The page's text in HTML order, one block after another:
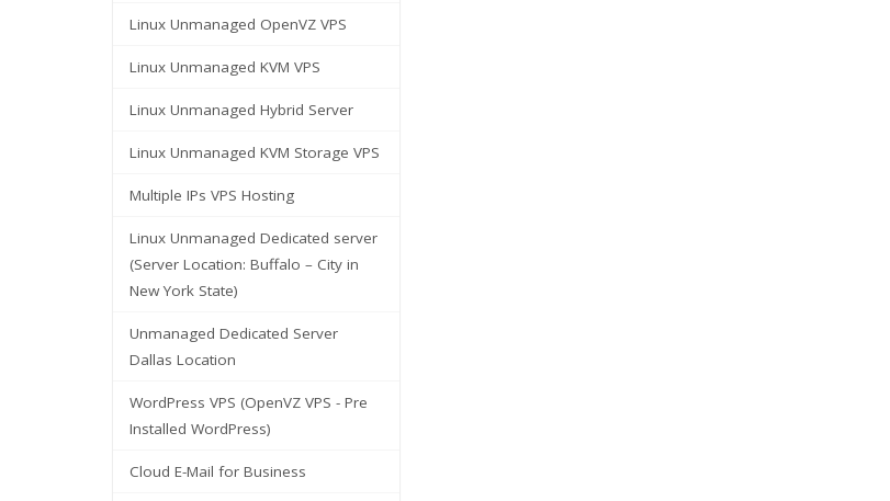
Linux Unmanaged OpenVZ VPS
Linux Unmanaged KVM VPS
Linux Unmanaged Hybrid Server
Linux Unmanaged KVM Storage VPS
Multiple IPs VPS Hosting
Linux Unmanaged Dedicated server
(Server Location: Buffalo – City in
New York State)
Unmanaged Dedicated Server
Dallas Location
WordPress VPS (OpenVZ VPS - Pre
Installed WordPress)
Cloud E-Mail for Business